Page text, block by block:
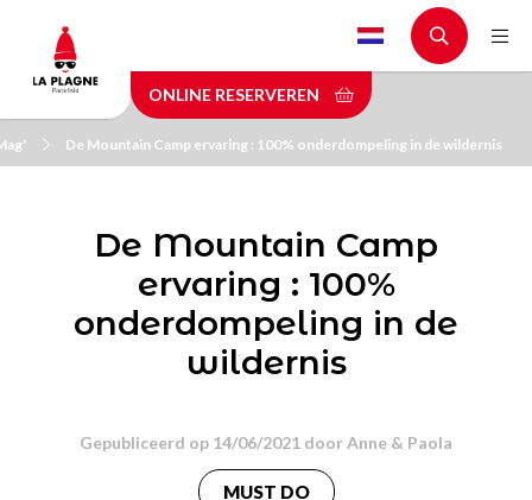
main
content
ONLINE RESERVEREN
De Mountain Camp ervaring : 100% onderdompeling in de wildernis
De Mountain Camp
ervaring : 100%
onderdompeling in de
wildernis
Gepubliceerd op 14/06/2021 doorAnne & Paola
MUST DO